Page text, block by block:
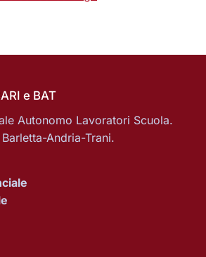
e BAT
Autonomo Lavoratori Scuola.
Andria-Trani.